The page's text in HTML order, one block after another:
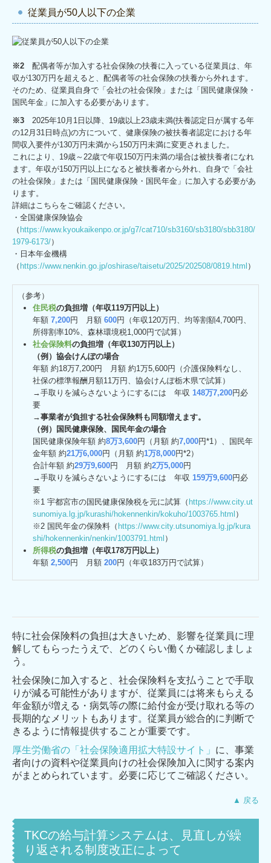
従業員が50人以下の企業
※2 配偶者等が加入する社会保険の扶養に入っている従業員は、年
収が130万円を超えると、配偶者等の社会保険の扶養から外れます。
そのため、従業員自身で「会社の社会保険」または「国民健康保険・
国民年金」に加入する必要があります。
※3 2025年10月1日以降、19歳以上23歳未満(扶養認定日が属する年
の12月31日時点)の方について、健康保険の被扶養者認定における年
間収入要件が130万円未満から150万円未満に変更されました。
これにより、19歳～22歳で年収150万円未満の場合は被扶養者になれ
ます。年収が150万円以上になると被扶養者から外れ、自身で「会社
の社会保険」または「国民健康保険・国民年金」に加入する必要があ
ります。
詳細はこちらをご確認ください。
・全国健康保険協会
（ https://www.kyoukaikenpo.or.jp/g7/cat710/sb3160/sb3180/sbb3180/
1979-6173/）
・日本年金機構
（ https://www.nenkin.go.jp/oshirase/taisetu/2025/202508/0819.html ）
（参考）
住民税の負担増（年収119万円以上）
年額 7,200円 月額 600円（年収120万円、均等割額4,700円、
所得割率10%、森林環境税1,000円で試算）
社会保険料の負担増（年収130万円以上）
（例）協会けんぽの場合
年額 約18万7,200円 月額 約1万5,600円（介護保険料なし、
社保の標準報酬月額11万円、協会けんぽ栃木県で試算）
→手取りを減らさないようにするには 年収 148万7,200円必
要
→事業者が負担する社会保険料も同額増えます。
（例）国民健康保険、国民年金の場合
国民健康保険年額 約8万3,600円（月額 約7,000円*1）、国民年
金年額 約21万6,000円（月額 約1万8,000円*2）
合計年額 約29万9,600円 月額 約2万5,000円
→手取りを減らさないようにするには 年収 159万9,600円必
要
※1 宇都宮市の国民健康保険税を元に試算（ https://www.city.ut
sunomiya.lg.jp/kurashi/hokennenkin/kokuho/1003765.html ）
※2 国民年金の保険料（ https://www.city.utsunomiya.lg.jp/kura
shi/hokennenkin/nenkin/1003791.html ）
所得税の負担増（年収178万円以上）
年額 2,500円 月額 200円（年収183万円で試算）
特に社会保険料の負担は大きいため、影響を従業員に理
解してもらったうえで、どのくらい働くか確認しましょ
う。
社会保険に加入すると、社会保険料を支払うことで手取
りが減る可能性がありますが、従業員には将来もらえる
年金額が増える・病気等の際に給付金が受け取れる等の
長期的なメリットもあります。従業員が総合的に判断で
きるように情報提供することが重要です。
厚生労働省の「社会保険適用拡大特設サイト」 に、事業
者向けの資料や従業員向けの社会保険加入に関する案内
がまとめられています。必要に応じてご確認ください。
▲ 戻る
TKCの給与計算システムは、見直しが繰
り返される制度改正によって